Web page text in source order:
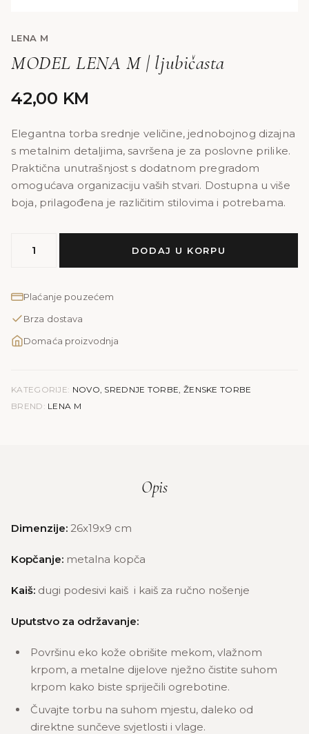
LENA M
MODEL LENA M | ljubičasta
42,00 KM
Elegantna torba srednje veličine, jednobojnog dizajna
s metalnim detaljima, savršena je za poslovne prilike.
Praktična unutrašnjost s dodatnom pregradom
omogućava organizaciju vaših stvari. Dostupna u više
boja, prilagođena je različitim stilovima i potrebama.
LENA
|
količina
DODAJ U KORPU
Plaćanje pouzećem
Brza dostava
Domaća proizvodnja
KATEGORIJE: NOVO, SREDNJE TORBE, ŽENSKE TORBE
BREND: LENA M
Opis
Dimenzije: 26x19x9 cm
Kopčanje: metalna kopča
Kaiš: dugi podesivi kaiš i kaiš za ručno nošenje
Uputstvo za održavanje:
Površinu eko kože obrišite mekom, vlažnom
krpom, a metalne dijelove nježno čistite suhom
krpom kako biste spriječili ogrebotine.
Čuvajte torbu na suhom mjestu, daleko od
direktne sunčeve svjetlosti i vlage.